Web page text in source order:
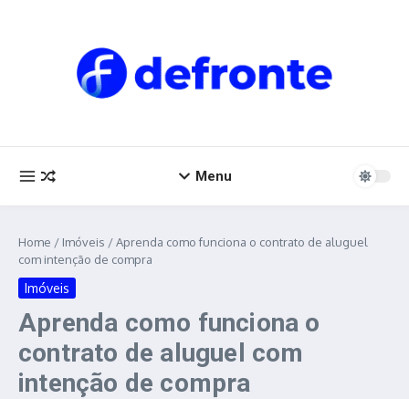
Menu
Home / Imóveis /Aprenda como funciona o contrato de aluguel
com intenção de compra
Imóveis
Aprenda como funciona o
contrato de aluguel com
intenção de compra